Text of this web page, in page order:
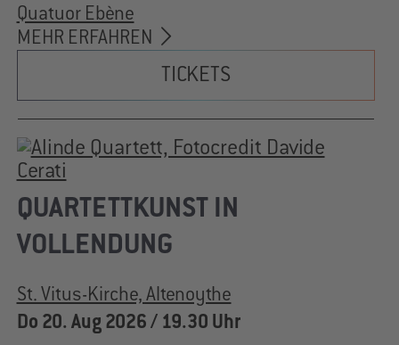
Quatuor Ebène
TICKETS
MEHR ERFAHREN
QUARTETTKUNST IN
VOLLENDUNG
St. Vitus-Kirche, Altenoythe
Do 20. Aug 2026 / 19.30 Uhr